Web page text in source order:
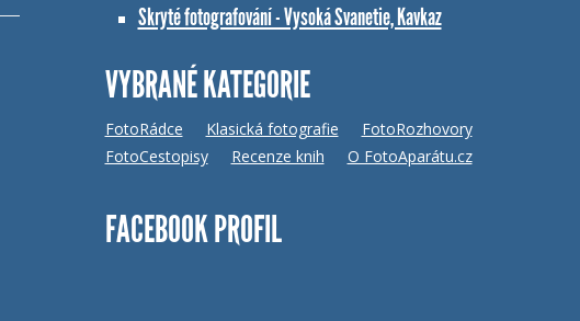
Skryté fotografování - Vysoká Svanetie, Kavkaz
VYBRANÉ KATEGORIE
FotoRádce Klasická fotografie
FotoRozhovory
FotoCestopisy
Recenze knih O FotoAparátu.cz
FACEBOOK PROFIL